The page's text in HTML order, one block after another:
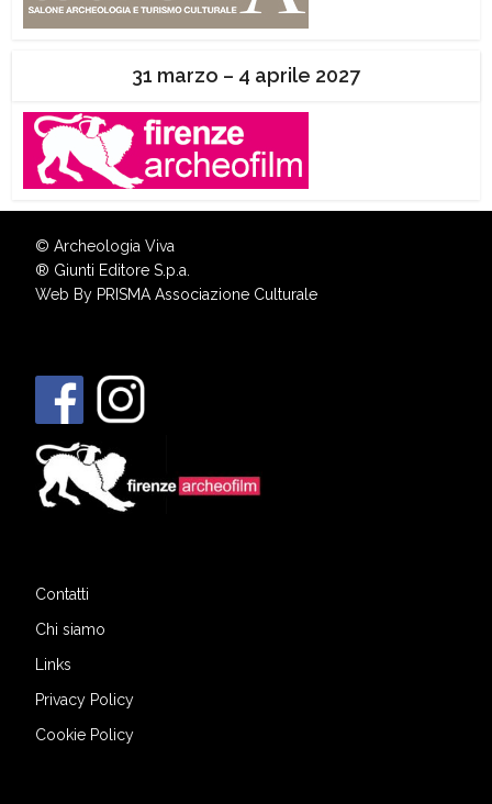
31 marzo – 4 aprile 2027
© Archeologia Viva
® Giunti Editore S.p.a.
Web By PRISMA Associazione Culturale
Contatti
Chi siamo
Links
Privacy Policy
Cookie Policy